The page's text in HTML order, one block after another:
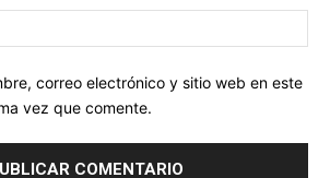
correo electrónico y sitio web en este
vez que comente.